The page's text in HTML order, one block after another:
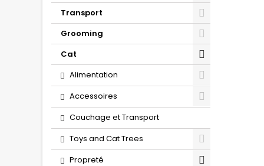
Transport
Grooming
Cat
Alimentation
Accessoires
Couchage et Transport
Toys and Cat Trees
Propreté